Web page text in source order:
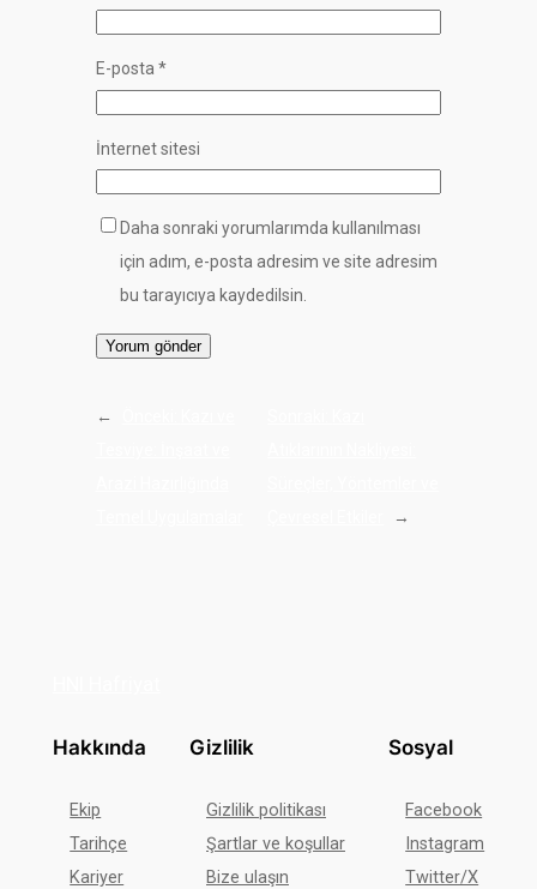
E-posta *
İnternet sitesi
Daha sonraki yorumlarımda kullanılması
için adım, e-posta adresim ve site adresim
bu tarayıcıya kaydedilsin.
←
→
Hakkında
Ekip
Tarihçe
Kariyer
Gizlilik
Gizlilik politikası
Şartlar ve koşullar
Bize ulaşın
Sosyal
Facebook
Instagram
Twitter/X